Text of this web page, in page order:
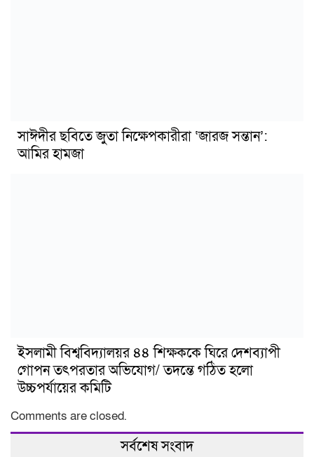
সাঈদীর ছবিতে জুতা নিক্ষেপকারীরা ‘জারজ সন্তান’:
আমির হামজা
ইসলামী বিশ্ববিদ্যালয়র ৪৪ শিক্ষককে ঘিরে দেশব্যাপী
গোপন তৎপরতার অভিযোগ/ তদন্তে গঠিত হলো
উচ্চপর্যায়ের কমিটি
Comments are closed.
সর্বশেষ সংবাদ